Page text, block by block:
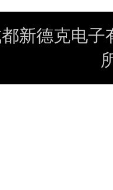
新德克电